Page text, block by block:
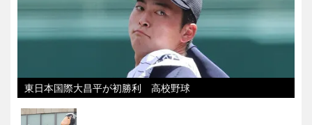
東日本国際大昌平が初勝利 高校野球